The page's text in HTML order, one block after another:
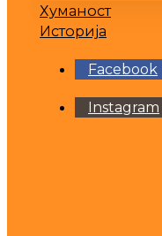
Хуманост
Историја
Facebook
Instagram